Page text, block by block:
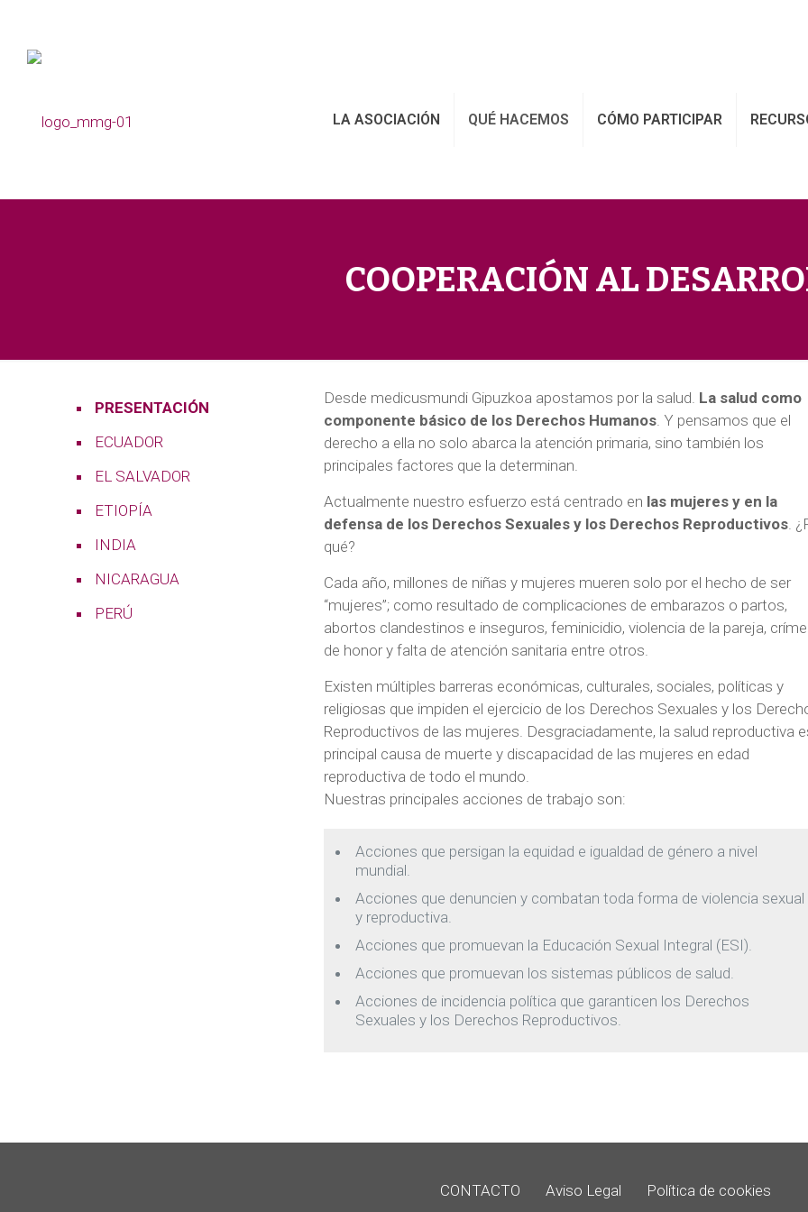
LA ASOCIACIÓN QUÉ HACEMOS CÓMO PARTICIPAR
COOPERACIÓN AL
Desde medicusmundi Gipuzkoa apostamos por la salud. La salud como
componente básico de los Derechos Humanos. Y pensamos que el
derecho a ella no solo abarca la atención primaria, sino también los
principales factores que la determinan.
Actualmente nuestro esfuerzo está centrado en las mujeres y en la
defensa de los Derechos Sexuales y los Derechos Reproductivos.
qué?
Cada año, millones de niñas y mujeres mueren solo por el hecho de ser
“mujeres”; como resultado de complicaciones de embarazos o partos,
abortos clandestinos e inseguros, feminicidio, violencia de la pareja,
de honor y falta de atención sanitaria entre otros.
Existen múltiples barreras económicas, culturales, sociales, políticas y
religiosas que impiden el ejercicio de los Derechos Sexuales y los
Reproductivos de las mujeres. Desgraciadamente, la salud reproductiva
principal causa de muerte y discapacidad de las mujeres en edad
reproductiva de todo el mundo.
Nuestras principales acciones de trabajo son:
Acciones que persigan la equidad e igualdad de género a nivel
mundial.
Acciones que denuncien y combatan toda forma de violencia sexual
y reproductiva.
Acciones que promuevan la Educación Sexual Integral (ESI).
Acciones que promuevan los sistemas públicos de salud.
Acciones de incidencia política que garanticen los Derechos
Sexuales y los Derechos Reproductivos.
PRESENTACIÓN
ECUADOR
EL SALVADOR
ETIOPÍA
INDIA
NICARAGUA
PERÚ
CONTACTO Aviso Legal Política de cookies